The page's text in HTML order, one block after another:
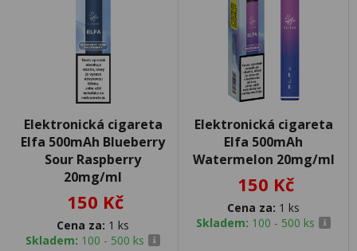
Elektronická cigareta
Elfa 500mAh Blueberry
Sour Raspberry
20mg/ml
150 Kč
Cena za: 1 ks
Skladem: 100 - 500 ks
Elektronická cigareta
Elfa 500mAh
Watermelon 20mg/ml
150 Kč
Cena za: 1 ks
Skladem: 100 - 500 ks